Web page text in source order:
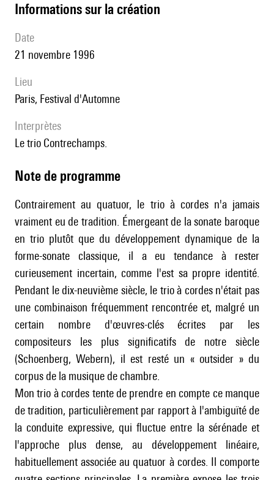
informations sur la création
date
21 novembre 1996
lieu
Paris, Festival d'Automne
interprètes
le trio Contrechamps.
Note de programme
Contrairement au quatuor, le trio à cordes n'a jamais
vraiment eu de tradition. Émergeant de la sonate baroque
en trio plutôt que du développement dynamique de la
forme-sonate classique, il a eu tendance à rester
curieusement incertain, comme l'est sa propre identité.
Pendant le dix-neuvième siècle, le trio à cordes n'était pas
une combinaison fréquemment rencontrée et, malgré un
certain nombre d'œuvres-clés écrites par les
compositeurs les plus significatifs de notre siècle
(Schoenberg,Webern), il est resté un « outsider » du
corpus de la musique de chambre.
Mon trio à cordes tente de prendre en compte ce manque
de tradition, particulièrement par rapport à l'ambiguïté de
la conduite expressive, qui fluctue entre la sérénade et
l'approche plus dense, au développement linéaire,
habituellement associée au quatuor à cordes. Il comporte